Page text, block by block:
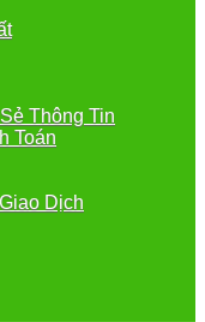
Thông Tin
Toán
Dịch